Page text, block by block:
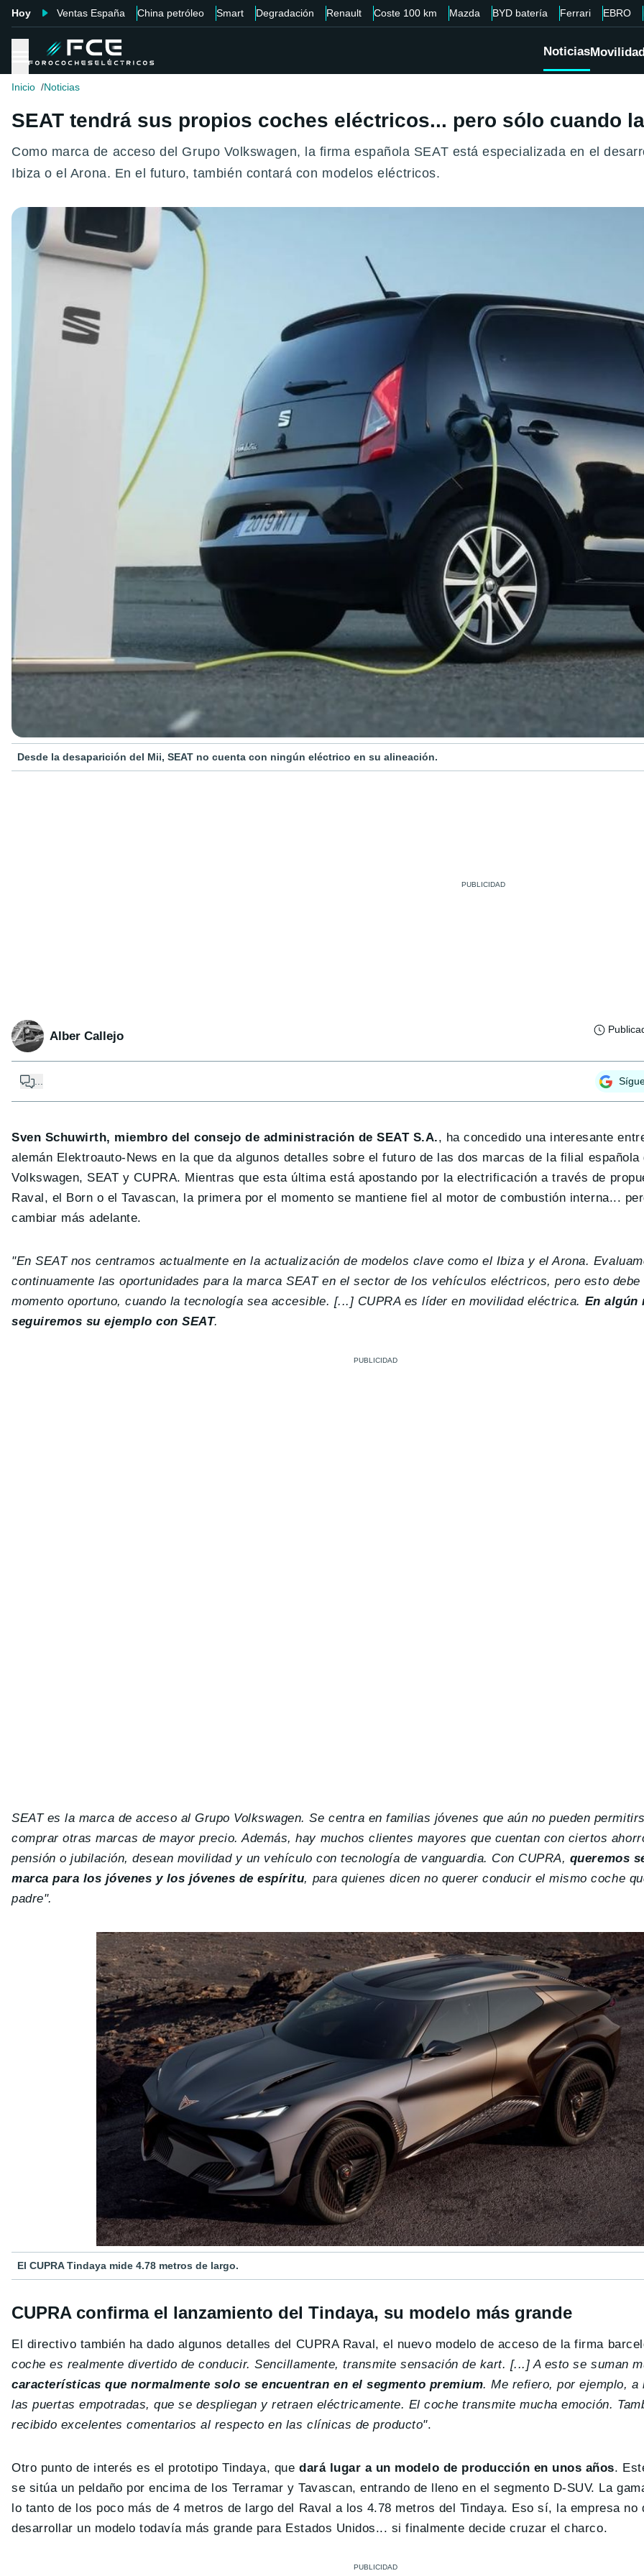
Hoy Ventas España China petróleo Smart Degradación Renault Coste 100 km Mazda BYD batería Ferrari EBRO
Noticias
Inicio Noticias
SEAT tendrá sus propios coches eléctricos... pero sólo cuando
Como marca de acceso del Grupo Volkswagen, la firma española SEAT está especializada en el
Ibiza o el Arona. En el futuro, también contará con modelos eléctricos.
Desde la desaparición del Mii, SEAT no cuenta con ningún eléctrico en su alineación.
Alber Callejo
...
Sven Schuwirth, miembro del consejo de administración de SEAT S.A., ha concedido una interesante
alemán Elektroauto-News en la que da algunos detalles sobre el futuro de las dos marcas de la filial española
Volkswagen, SEAT y CUPRA. Mientras que esta última está apostando por la electrificación a través de
Raval, el Born o el Tavascan, la primera por el momento se mantiene fiel al motor de combustión interna...
cambiar más adelante.
"En SEAT nos centramos actualmente en la actualización de modelos clave como el Ibiza y el Arona.
continuamente las oportunidades para la marca SEAT en el sector de los vehículos eléctricos, pero esto
momento oportuno, cuando la tecnología sea accesible. [...] CUPRA es líder en movilidad eléctrica. En algún
seguiremos su ejemplo con SEAT.
SEAT es la marca de acceso al Grupo Volkswagen. Se centra en familias jóvenes que aún no pueden
comprar otras marcas de mayor precio. Además, hay muchos clientes mayores que cuentan con ciertos
pensión o jubilación, desean movilidad y un vehículo con tecnología de vanguardia. Con CUPRA, queremos
marca para los jóvenes y los jóvenes de espíritu, para quienes dicen no querer conducir el mismo coche
padre".
El CUPRA Tindaya mide 4.78 metros de largo.
CUPRA confirma el lanzamiento del Tindaya, su modelo más grande
El directivo también ha dado algunos detalles del CUPRA Raval, el nuevo modelo de acceso de la firma
coche es realmente divertido de conducir. Sencillamente, transmite sensación de kart. [...] A esto se suman
características que normalmente solo se encuentran en el segmento premium. Me refiero, por ejemplo, a
las puertas empotradas, que se despliegan y retraen eléctricamente. El coche transmite mucha emoción.
recibido excelentes comentarios al respecto en las clínicas de producto".
Otro punto de interés es el prototipo Tindaya, quedará lugar a un modelo de producción en unos años.
se sitúa un peldaño por encima de los Terramar y Tavascan, entrando de lleno en el segmento D-SUV. La
lo tanto de los poco más de 4 metros de largo del Raval a los 4.78 metros del Tindaya. Eso sí, la empresa no
desarrollar un modelo todavía más grande para Estados Unidos... si finalmente decide cruzar el charco.